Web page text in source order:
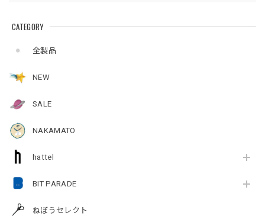
CATEGORY
全製品
NEW
SALE
NAKAMATO
hattel
BIT PARADE
ねぼうセレクト